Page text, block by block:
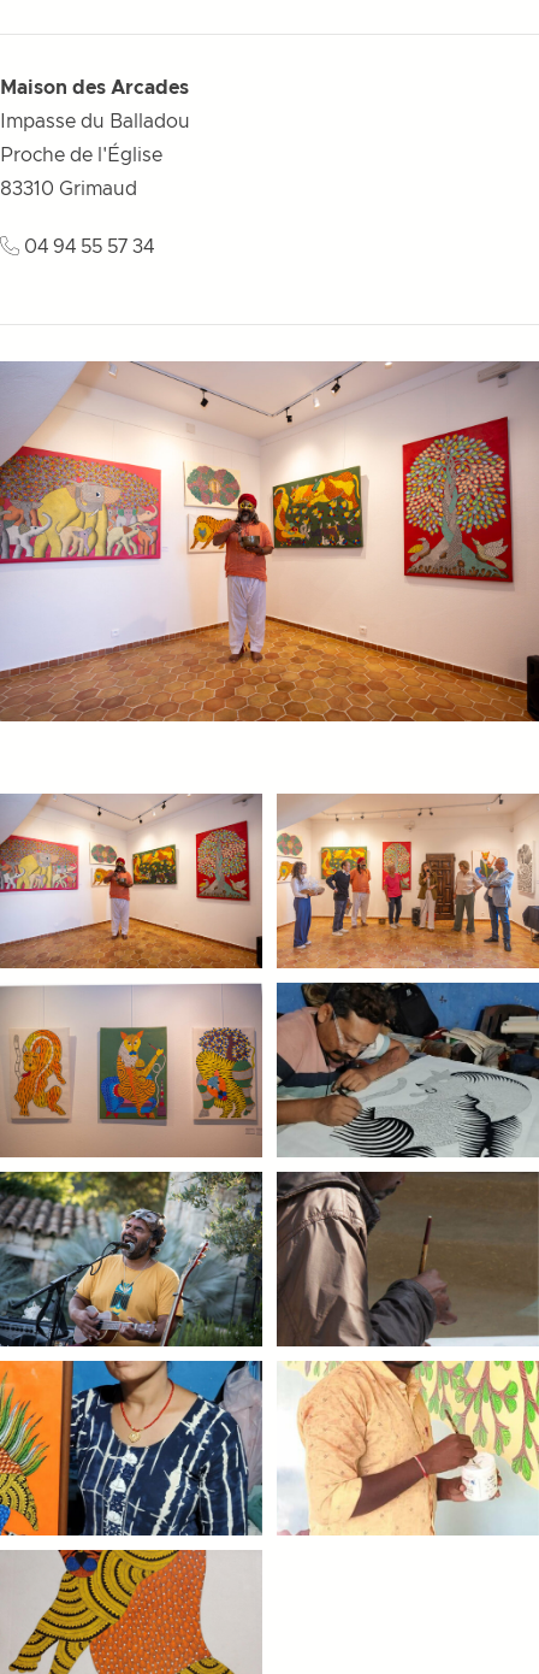
Maison des Arcades
Impasse du Balladou
Proche de l'Église
83310 Grimaud
04 94 55 57 34